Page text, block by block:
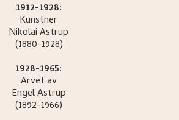
1912-1928:
Kunstner
NikolaiAstrup
(1880-1928)
1928-1965:
Arvet av
EngelAstrup
(1892-1966)